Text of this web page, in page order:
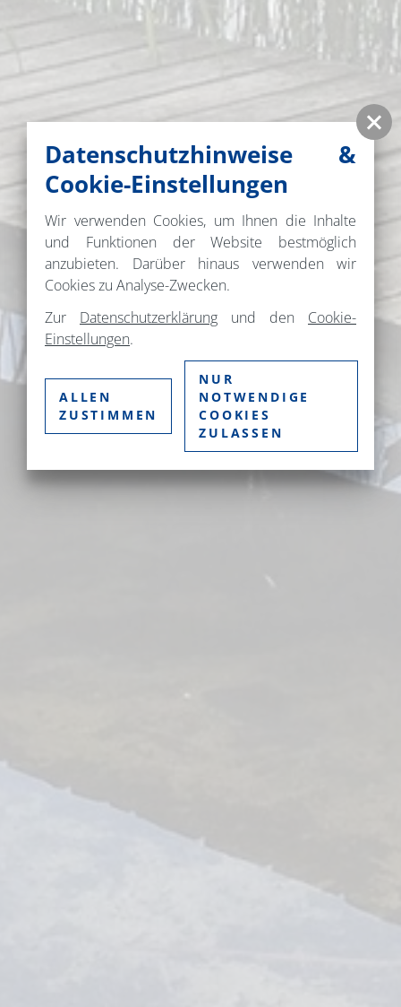
Datenschutzhinweise &
Cookie-Einstellungen
Wir verwenden Cookies, um Ihnen die Inhalte
und Funktionen der Website bestmöglich
anzubieten. Darüber hinaus verwenden wir
Cookies zu Analyse-Zwecken.
Zur Datenschutzerklärung und den Cookie-
Einstellungen.
ALLEN
ZUSTIMMEN
NUR
NOTWENDIGE
COOKIES
ZULASSEN